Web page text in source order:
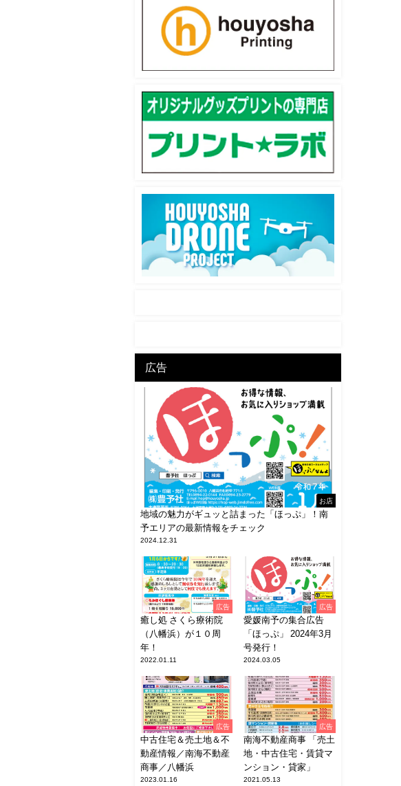
広告
お店
地域の魅力がギュッと詰まった「ほっぷ」！南
予エリアの最新情報をチェック
2024.12.31
広告
癒し処 さくら療術院
（八幡浜）が１０周
年！
2022.01.11
広告
愛媛南予の集合広告
「ほっぷ」 2024年3月
号発行！
2024.03.05
広告
中古住宅＆売土地＆不
動産情報／南海不動産
商事／八幡浜
2023.01.16
広告
南海不動産商事 「売土
地・中古住宅・賃貸マ
ンション・貸家」
2021.05.13